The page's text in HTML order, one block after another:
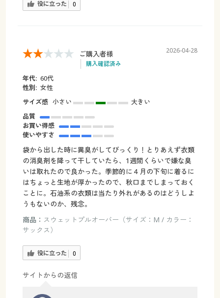
役に立った 0
ご購入者様
購入確認済み
2026-04-28
年代: 60代
性別: 女性
サイズ感 小さい
大きい
品質
お買い得感
使いやすさ
袋から出した時に異臭がしてびっくり！とりあえず衣類
の消臭剤を降って干していたら、1週間くらいで嫌な臭
いは取れたので良かった。季節的に４月の下旬に着るに
はちょっと生地が厚かったので、秋口までしまっておく
ことに。石油系の衣類は当たり外れがあるのはどうしよ
うもないのか、残念。
商品： スウェットプルオーバー（サイズ：M / カラー：
サックス）
役に立った 0
サイトからの返信